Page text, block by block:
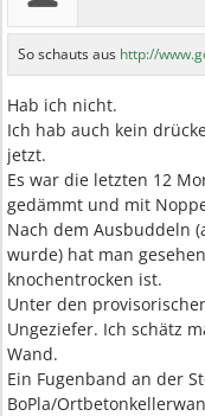
So schauts aus http://
Hab ich nicht.
Ich hab auch kein
jetzt.
Es war die letzten 12
gedämmt und mit
Nach dem Ausbuddeln
wurde) hat man
knochentrocken ist.
Unter den
Ungeziefer. Ich schätz
Wand.
Ein Fugenband an der
BoPla/